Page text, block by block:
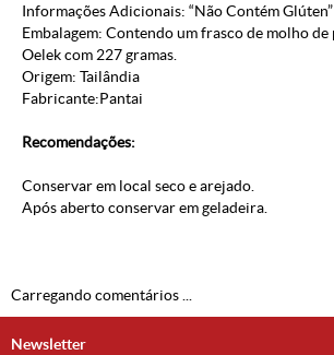
Informações Adicionais: “Não Contém Glúten”
Embalagem: Contendo um frasco de molho de
Oelek com 227 gramas.
Origem: Tailândia
Fabricante:Pantai
Recomendações:
Conservar em local seco e arejado.
Após aberto conservar em geladeira.
Carregando comentários ...
Newsletter